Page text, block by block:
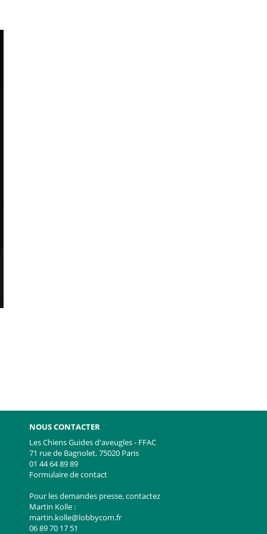
NOUS CONTACTER
Les Chiens Guides d'aveugles - FFAC
71 rue de Bagnolet, 75020 Paris
01 44 64 89 89
Formulaire de contact
Pour les demandes presse, contactez
Martin Kolle :
martin.kolle@lobbycom.fr
06 89 70 17 51